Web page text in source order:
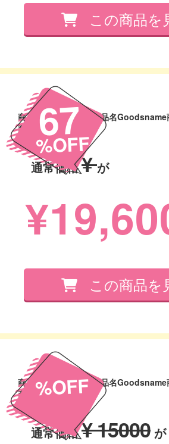
67
%OFF
商品名Goodsname商品名
商品名Goodsname
通常価格¥が
%OFF
商品名Goodsname商品名
商品名Goodsname
通常価格¥ 15000 が